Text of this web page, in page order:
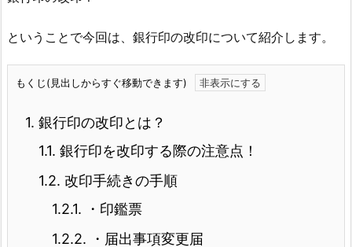
ということで今回は、銀行印の改印について紹介します。
もくじ(見出しからすぐ移動できます)
1. 銀行印の改印とは？
1.1. 銀行印を改印する際の注意点！
1.2. 改印手続きの手順
1.2.1. ・印鑑票
1.2.2. ・届出事項変更届